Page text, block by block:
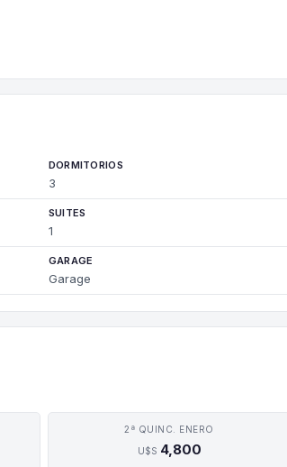
DORMITORIOS
3
SUITES
1
GARAGE
Garage
2ª QUINC. ENERO
U$S 4,800